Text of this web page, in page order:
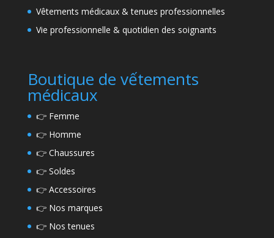
Vêtements médicaux & tenues professionnelles
Vie professionnelle & quotidien des soignants
Boutique de vếtements
médicaux
👉 Femme
👉 Homme
👉 Chaussures
👉 Soldes
👉 Accessoires
👉 Nos marques
👉 Nos tenues